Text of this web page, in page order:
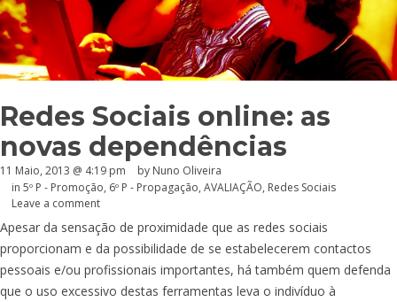
Redes Sociais online: as
novas dependências
11 Maio, 2013 @ 4:19 pm
by Nuno Oliveira
in 5º P - Promoção, 6º P - Propagação, AVALIAÇÃO, Redes Sociais
Leave a comment
Apesar da sensação de proximidade que as redes sociais
proporcionam e da possibilidade de se estabelecerem contactos
pessoais e/ou profissionais importantes, há também quem defenda
que o uso excessivo destas ferramentas leva o indivíduo à